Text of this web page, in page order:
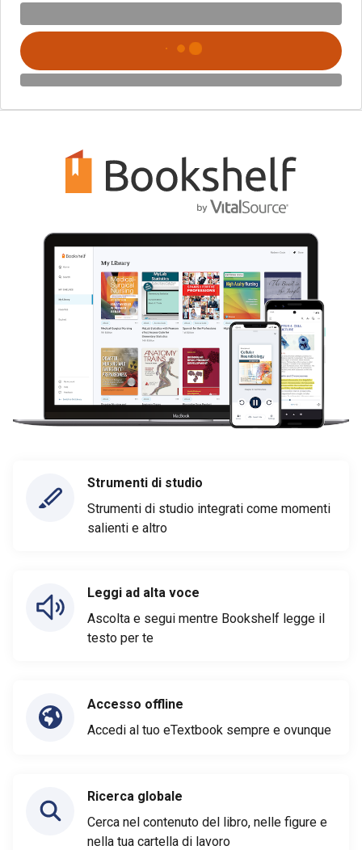
Strumenti di studio
Strumenti di studio integrati come momenti
salienti e altro
Leggi ad alta voce
Ascolta e segui mentre Bookshelf legge il
testo per te
Accesso offline
Accedi al tuo eTextbook sempre e ovunque
Ricerca globale
Cerca nel contenuto del libro, nelle figure e
nella tua cartella di lavoro